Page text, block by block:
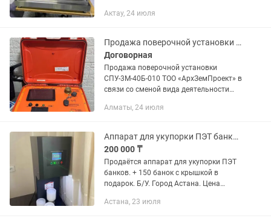
пиццы, вторых блюд или закусок.
Актау, 24 июля
Продажа поверочной установки СПУ-3М-40Б-010
Договорная
Продажа поверочной установки
СПУ-3М-40Б-010 ТОО «АрхЗемПроект» в
связи со сменой вида деятельности
СПУ-3М-40Б-010, 2025 года выпуска,
Алматы, 24 июля
Аппарат для укупорки ПЭТ банков
200 000 ₸
Продаётся аппарат для укупорки ПЭТ
банков. + 150 банок с крышкой в
подарок. Б/У. Город Астана. Цена
Астана, 23 июля